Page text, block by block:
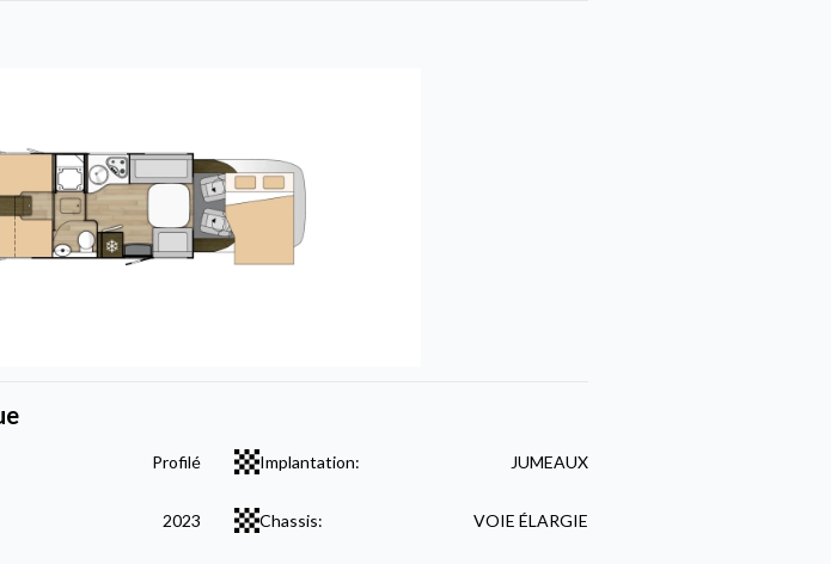
Profilé Implantation: JUMEAUX
2023 Chassis: VOIE ÉLARGIE